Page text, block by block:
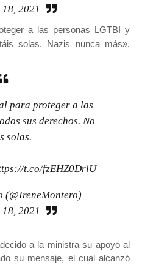
18, 2021
a las personas LGTBI y
solas. Nazis nunca más»,
para proteger a las
sus derechos. No
solas.
t.co/fzEHZ0DrlU
(@IreneMontero)
18, 2021
a la ministra su apoyo al
su mensaje, el cual alcanzó